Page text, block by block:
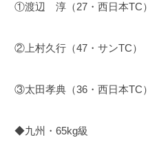
①渡辺 淳（27・西日本TC）
②上村久行（47・サンTC）
③太田孝典（36・西日本TC）
◆九州・65kg級